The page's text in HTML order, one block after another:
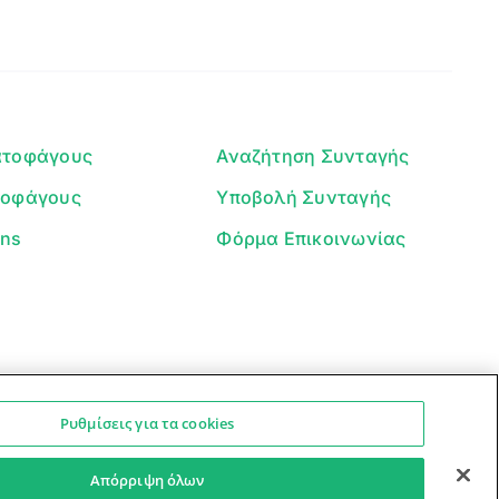
Αναζήτηση Συνταγής
Υποβολή Συνταγής
Φόρμα Επικοινωνίας
Προστασία Προσωπικών Δεδομένων
Ο βοηθός μπορεί να κάνει λάθη — ελέγξτε τις συνταγές.
Ρυθμίσεις για τα cookies
Απόρριψη όλων